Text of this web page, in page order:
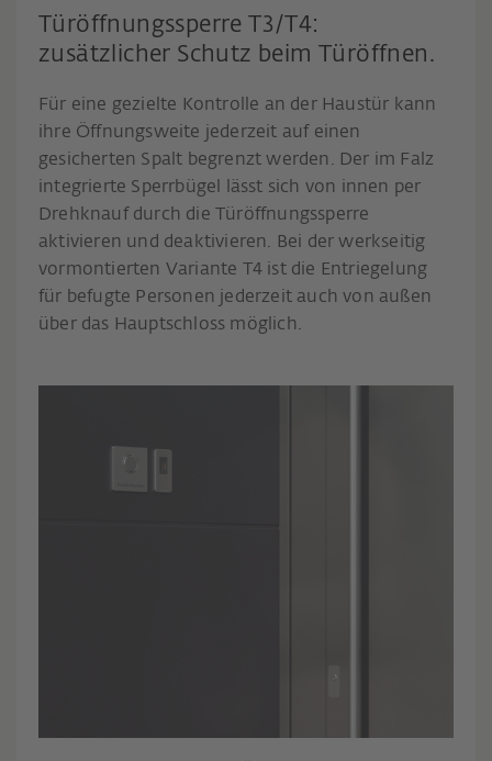
Türöffnungssperre T3/T4:
zusätzlicher Schutz beim Türöffnen.
Für eine gezielte Kontrolle an der Haustür kann
ihre Öffnungsweite jederzeit auf einen
gesicherten Spalt begrenzt werden. Der im Falz
integrierte Sperrbügel lässt sich von innen per
Drehknauf durch die Türöffnungssperre
aktivieren und deaktivieren. Bei der werkseitig
vormontierten Variante T4 ist die Entriegelung
für befugte Personen jederzeit auch von außen
über das Hauptschloss möglich.